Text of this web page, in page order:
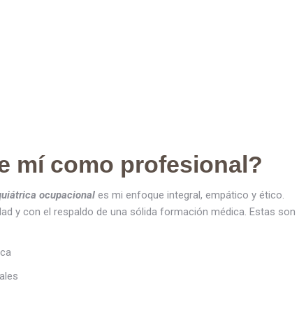
mí como profesional?
ocupacional es mi enfoque integral, empático y ético.
y con el respaldo de una sólida formación médica. Estas son